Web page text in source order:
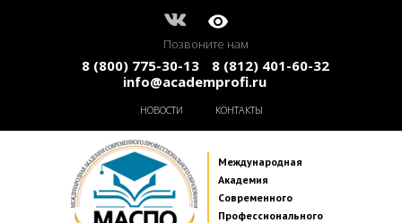
Позвоните нам
8 (800) 775-30-13
8 (812) 401-60-32
info@academprofi.ru
НОВОСТИ КОНТАКТЫ
Международная
Академия
Современного
Профессионального